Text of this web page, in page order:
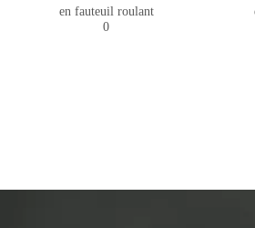
en fauteuil roulant
0